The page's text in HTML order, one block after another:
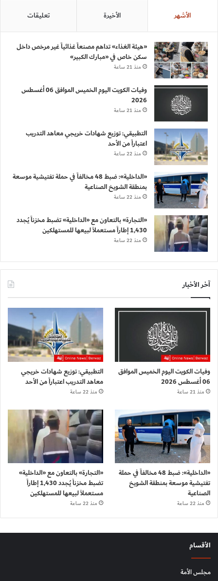
الأشهر الأخيرة تعليقات
«هيئة الغذاء» تداهم مصنعاً غذائياً غير مرخص داخل
سكن خاص في «مبارك الكبير»
منذ 21 ساعة
وفيات الكويت اليوم الخميس الموافق 06 أغسطس
2026
منذ 21 ساعة
التطبيقي: توزيع شهادات خريجي معاهد التدريب
اعتباراً من الأحد
منذ 22 ساعة
«الداخلية»: ضبط 48 مخالفاً في حملة تفتيشية موسعة
بمنطقة الشويخ الصناعية
منذ 22 ساعة
«التجارة» بالتعاون مع «الداخلية» تضبط مخزناً يُجدد
1,430 إطاراً مستعملاً لبيعها للمستهلكين
منذ 22 ساعة
آخر الأخبار
وفيات الكويت اليوم الخميس الموافق
06 أغسطس 2026
منذ 21 ساعة
التطبيقي: توزيع شهادات خريجي
معاهد التدريب اعتباراً من الأحد
منذ 22 ساعة
«الداخلية»: ضبط 48 مخالفاً في حملة
تفتيشية موسعة بمنطقة الشويخ
الصناعية
منذ 22 ساعة
«التجارة» بالتعاون مع «الداخلية»
تضبط مخزناً يُجدد 1,430 إطاراً
مستعملاً لبيعها للمستهلكين
منذ 22 ساعة
الأقسام
مجلس الأمة